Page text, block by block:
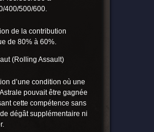
400/500/600.
de la contribution
de 80% à 60%.
(Rolling Assault)
d’une condition où une
pouvait être gagnée
cette compétence sans
dégât supplémentaire ni